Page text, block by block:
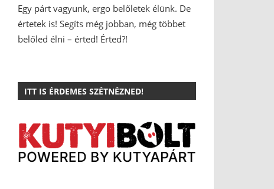
Egy párt vagyunk, ergo belőletek élünk. De
értetek is! Segíts még jobban, még többet
belőled élni – érted! Érted?!
ITT IS ÉRDEMES SZÉTNÉZNED!